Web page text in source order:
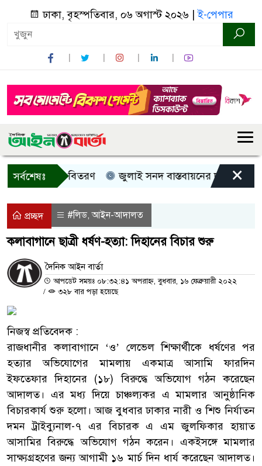
ঢাকা, বৃহস্পতিবার, ০৬ অগাস্ট ২০২৬ |ই-পেপার
সর্বশেষঃ
নগদ সহায়তা বিতরণ জুলাই সনদ বাস্তবায়নের দাবিতে×
প্রচ্ছদ #লিড,আইন-আদালত
কলাবাগানে ছাত্রী ধর্ষণ-হত্যা: দিহানের বিচার শুরু
দৈনিক আইন বার্তা
আপডেট সময়ঃ ০৮:৩২:৪১ অপরাহ্ন, বুধবার, ১৬ ফেব্রুয়ারী ২০২২
/
৩২৮ বার পড়া হয়েছে
নিজস্ব প্রতিবেদক :
রাজধানীর কলাবাগানে ‘ও’ লেভেল শিক্ষার্থীকে ধর্ষণের পর
হত্যার অভিযোগের মামলায় একমাত্র আসামি ফারদিন
ইফতেফার দিহানের (১৮) বিরুদ্ধে অভিযোগ গঠন করেছেন
আদালত। এর মধ্য দিয়ে চাঞ্চল্যকর এ মামলার আনুষ্ঠানিক
বিচারকার্য শুরু হলো। আজ বুধবার ঢাকার নারী ও শিশু নির্যাতন
দমন ট্রাইব্যুনাল-৭ এর বিচারক এ এম জুলফিকার হায়াত
আসামির বিরুদ্ধে অভিযোগ গঠন করেন। একইসঙ্গে মামলার
সাক্ষ্যগ্রহণের জন্য আগামী ১৬ মার্চ দিন ধার্য করেছেন আদালত।